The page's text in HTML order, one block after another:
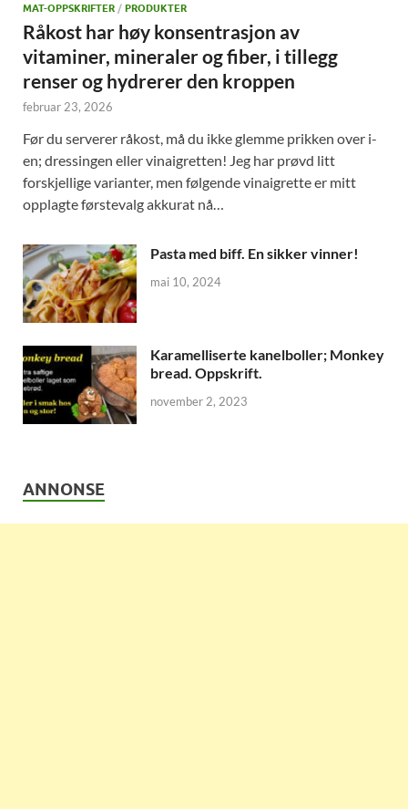
MAT-OPPSKRIFTER / PRODUKTER
Råkost har høy konsentrasjon av
vitaminer, mineraler og fiber, i tillegg
renser og hydrerer den kroppen
februar 23, 2026
Før du serverer råkost, må du ikke glemme prikken over i-
en; dressingen eller vinaigretten! Jeg har prøvd litt
forskjellige varianter, men følgende vinaigrette er mitt
opplagte førstevalg akkurat nå…
Pasta med biff. En sikker vinner!
mai 10, 2024
Karamelliserte kanelboller; Monkey
bread. Oppskrift.
november 2, 2023
ANNONSE